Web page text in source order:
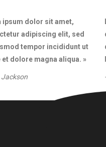
ipsum dolor sit amet,
adipiscing elit, sed
tempor incididunt ut
et dolore magna aliqua. »
Jackson